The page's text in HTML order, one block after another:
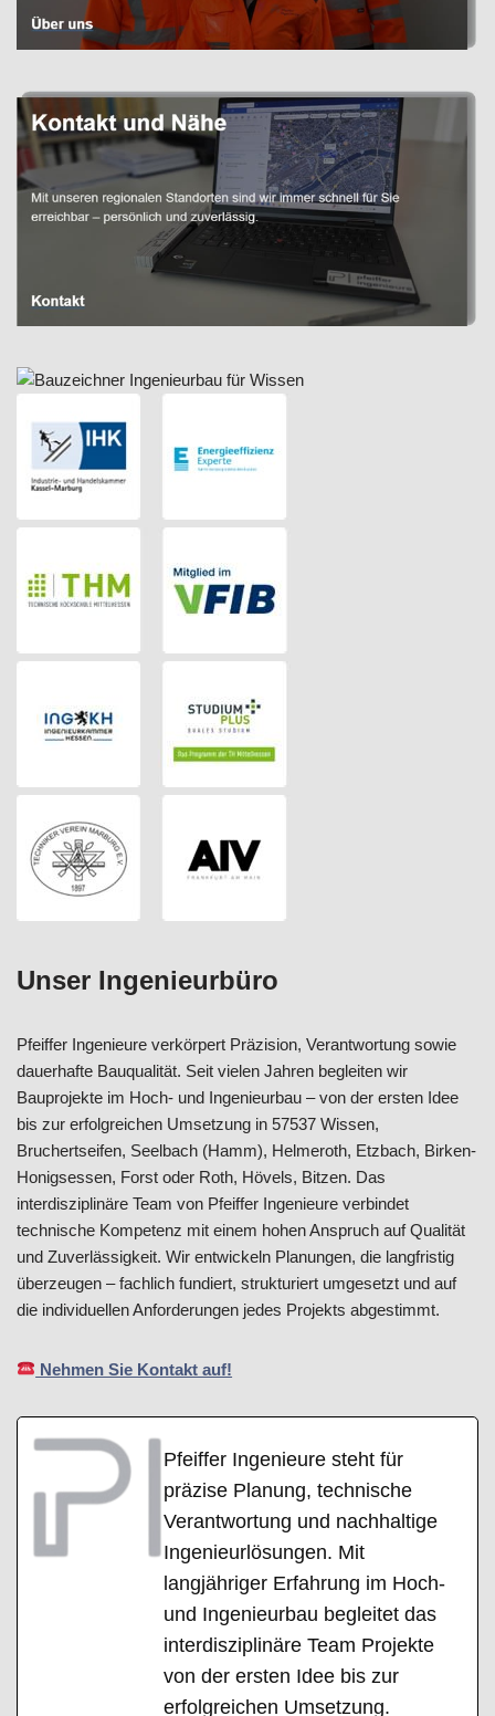
Unser Ingenieurbüro
Pfeiffer Ingenieure verkörpert Präzision, Verantwortung sowie
dauerhafte Bauqualität. Seit vielen Jahren begleiten wir
Bauprojekte im Hoch- und Ingenieurbau – von der ersten Idee
bis zur erfolgreichen Umsetzung in 57537 Wissen,
Bruchertseifen, Seelbach (Hamm), Helmeroth, Etzbach, Birken-
Honigsessen, Forst oder Roth, Hövels, Bitzen. Das
interdisziplinäre Team von Pfeiffer Ingenieure verbindet
technische Kompetenz mit einem hohen Anspruch auf Qualität
und Zuverlässigkeit. Wir entwickeln Planungen, die langfristig
überzeugen – fachlich fundiert, strukturiert umgesetzt und auf
die individuellen Anforderungen jedes Projekts abgestimmt.
Nehmen Sie Kontakt auf!
Pfeiffer Ingenieure steht für
präzise Planung, technische
Verantwortung und nachhaltige
Ingenieurlösungen. Mit
langjähriger Erfahrung im Hoch-
und Ingenieurbau begleitet das
interdisziplinäre Team Projekte
von der ersten Idee bis zur
erfolgreichen Umsetzung.